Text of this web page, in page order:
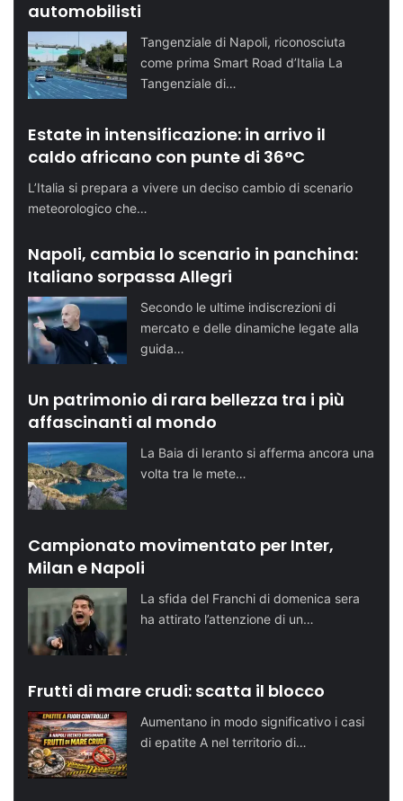
automobilisti
Tangenziale di Napoli, riconosciuta
come prima Smart Road d’Italia La
Tangenziale di…
Estate in intensificazione: in arrivo il
caldo africano con punte di 36°C
L’Italia si prepara a vivere un deciso cambio di scenario
meteorologico che…
Napoli, cambia lo scenario in panchina:
Italiano sorpassa Allegri
Secondo le ultime indiscrezioni di
mercato e delle dinamiche legate alla
guida…
Un patrimonio di rara bellezza tra i più
affascinanti al mondo
La Baia di Ieranto si afferma ancora una
volta tra le mete…
Campionato movimentato per Inter,
Milan e Napoli
La sfida del Franchi di domenica sera
ha attirato l’attenzione di un…
Frutti di mare crudi: scatta il blocco
Aumentano in modo significativo i casi
di epatite A nel territorio di…